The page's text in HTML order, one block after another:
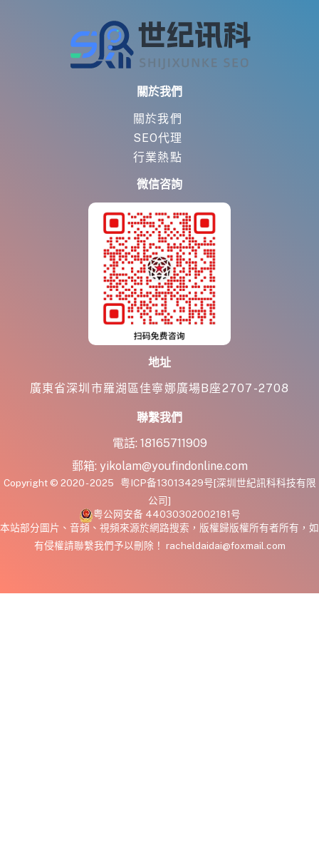
關於我們
關於我們
SEO代理
行業熱點
微信咨詢
地址
廣東省深圳市羅湖區佳寧娜廣場B座2707-2708
聯繫我們
電話: 18165711909
郵箱: yikolam@youfindonline.com
Copyright © 2020 - 2025 粤ICP备13013429号[深圳世紀訊科科技有限
公司]
粤公网安备 44030302002181号
本站部分圖片、音頻、視頻來源於網路搜索，版權歸版權所有者所有，如
有侵權請聯繫我們予以刪除！ racheldaidai@foxmail.com